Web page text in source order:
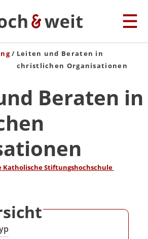
Leiten und Beraten in
christlichen Organisationen
Beraten in